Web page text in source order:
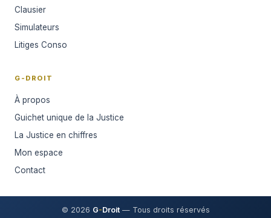
Clausier
Simulateurs
Litiges Conso
G-DROIT
À propos
Guichet unique de la Justice
La Justice en chiffres
Mon espace
Contact
© 2026 G-Droit— Tous droits réservés